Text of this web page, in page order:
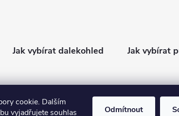
cookie. Dalším
vyjadřujete souhlas
Odmítnout
Jak vybírat dalekohled Jak vybírat